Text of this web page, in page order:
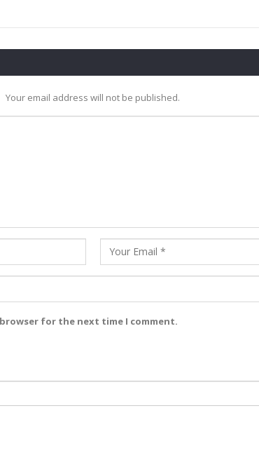
Your email address will not be published.
for the next time I comment.